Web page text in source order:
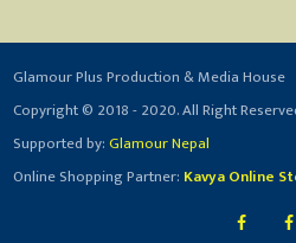
Glamour Plus Production & Media House
Copyright © 2018 - 2020. All Right
Supported by:Glamour Nepal
Online Shopping Partner: Kavya Online